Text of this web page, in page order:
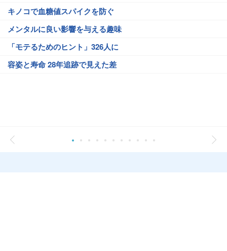
キノコで血糖値スパイクを防ぐ
メンタルに良い影響を与える趣味
「モテるためのヒント」326人に
容姿と寿命 28年追跡で見えた差